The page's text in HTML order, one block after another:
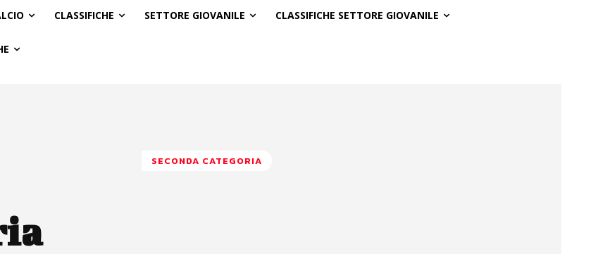
CLASSIFICHE SETTORE GIOVANILE CLASSIFICHE SETTORE GIOVANILE
SECONDA CATEGORIA